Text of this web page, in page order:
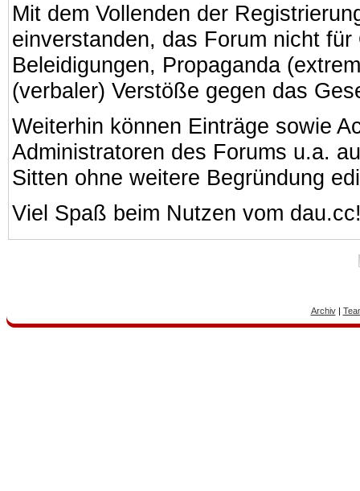
Mit dem Vollenden der
einverstanden, das Forum nicht
Beleidigungen, Propaganda
(verbaler) Verstöße gegen das
Weiterhin können Einträge sowie
Administratoren des Forums u.a.
Sitten ohne weitere Begründung
Viel Spaß beim Nutzen vom
Archiv|